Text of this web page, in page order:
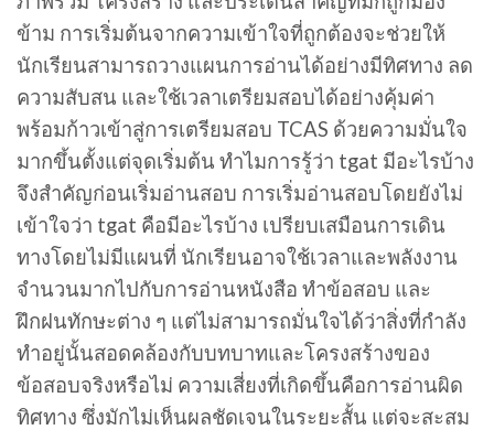
ข้าม การเริ่มต้นจากความเข้าใจที่ถูกต้องจะช่วยให้
นักเรียนสามารถวางแผนการอ่านได้อย่างมีทิศทาง ลด
ความสับสน และใช้เวลาเตรียมสอบได้อย่างคุ้มค่า
พร้อมก้าวเข้าสู่การเตรียมสอบ TCAS ด้วยความมั่นใจ
มากขึ้นตั้งแต่จุดเริ่มต้น ทำไมการรู้ว่า tgat มีอะไรบ้าง
จึงสำคัญก่อนเริ่มอ่านสอบ การเริ่มอ่านสอบโดยยังไม่
เข้าใจว่า tgat คือมีอะไรบ้าง เปรียบเสมือนการเดิน
ทางโดยไม่มีแผนที่ นักเรียนอาจใช้เวลาและพลังงาน
จำนวนมากไปกับการอ่านหนังสือ ทำข้อสอบ และ
ฝึกฝนทักษะต่าง ๆ แต่ไม่สามารถมั่นใจได้ว่าสิ่งที่กำลัง
ทำอยู่นั้นสอดคล้องกับบทบาทและโครงสร้างของ
ข้อสอบจริงหรือไม่ ความเสี่ยงที่เกิดขึ้นคือการอ่านผิด
ทิศทาง ซึ่งมักไม่เห็นผลชัดเจนในระยะสั้น แต่จะสะสม